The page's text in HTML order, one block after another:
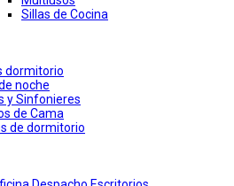
Sillas de Cocina
dormitorio
noche
y Sinfonieres
de Cama
de dormitorio